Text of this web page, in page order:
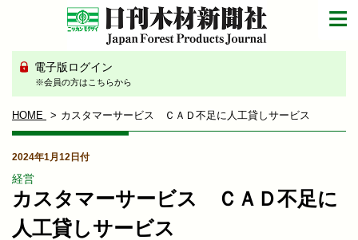
電子版ログイン
※会員の方はこちらから
HOME カスタマーサービス ＣＡＤ不足に人工貸しサービス
2024年1月12日付
経営
カスタマーサービス ＣＡＤ不足に
人工貸しサービス